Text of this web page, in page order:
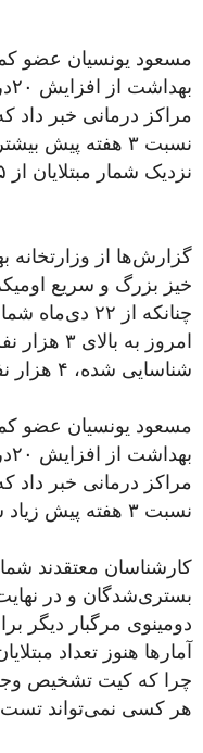
مسعود یونسیان عضو
نسبت ۳ هفته پیش
نزدیک شمار مبتلایان از ۵هزار نفر در روز بیشتر خواهد شد.
گزارش‌ها از وزارتخانه
خیز بزرگ و سریع
امروز به
شناسایی شده، ۴ هزار نفر بوده‌اند.
مسعود یونسیان عضو
نسبت ۳ هفته پیش زیاد شده است.
کارشناسان معتقدند
بستری‌شدگان و در
دومینوی مرگبار دیگر
آمارها هنوز تعداد
چرا که کیت تشخیص
هر کسی نمی‌تواند تست